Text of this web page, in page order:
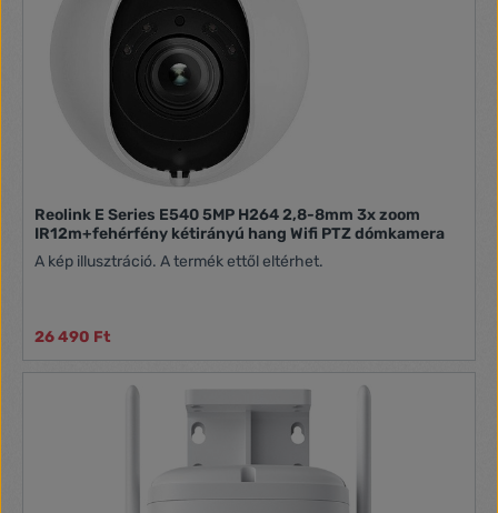
Reolink E Series E540 5MP H264 2,8-8mm 3x zoom
IR12m+fehérfény kétirányú hang Wifi PTZ dómkamera
A kép illusztráció. A termék ettől eltérhet.
26 490 Ft